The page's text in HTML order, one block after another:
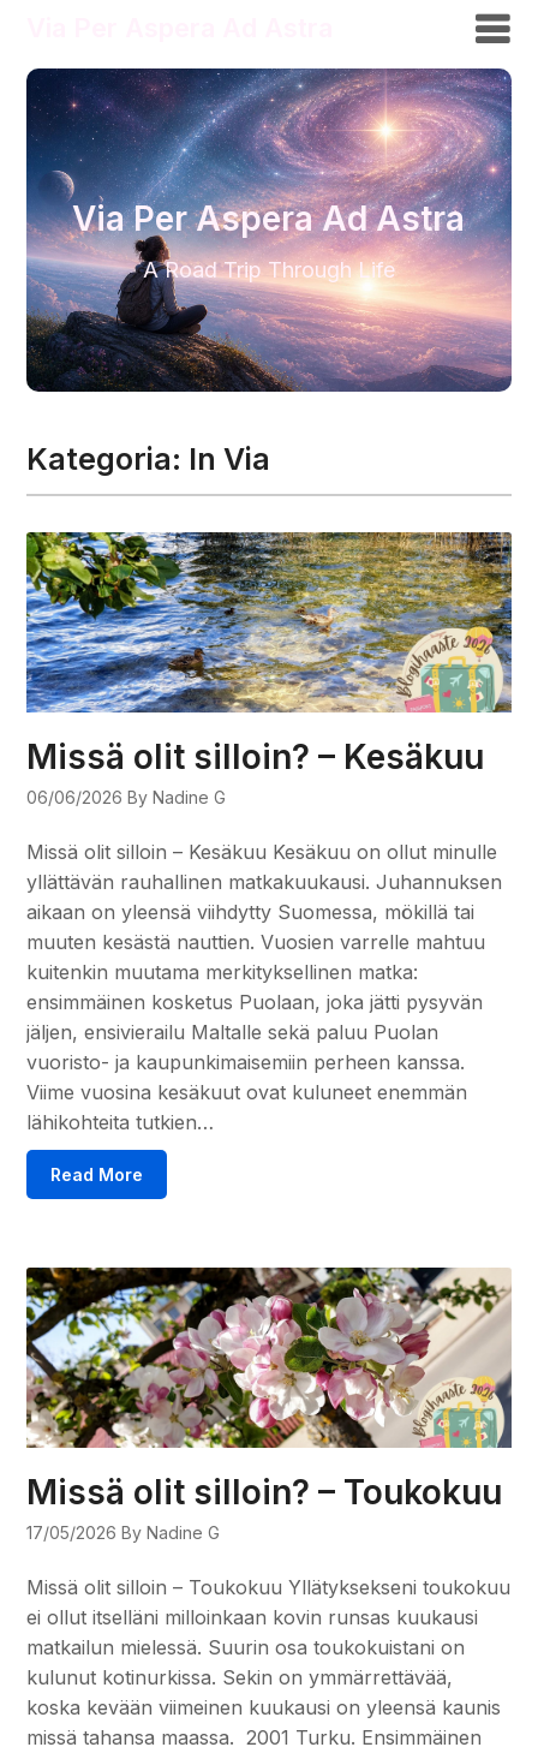
Via Per Aspera Ad Astra
A Road Trip Through Life
Kategoria: In Via
Missä olit silloin? – Kesäkuu
06/06/2026 By Nadine G
Missä olit silloin – Kesäkuu Kesäkuu on ollut minulle
yllättävän rauhallinen matkakuukausi. Juhannuksen
aikaan on yleensä viihdytty Suomessa, mökillä tai
muuten kesästä nauttien. Vuosien varrelle mahtuu
kuitenkin muutama merkityksellinen matka:
ensimmäinen kosketus Puolaan, joka jätti pysyvän
jäljen, ensivierailu Maltalle sekä paluu Puolan
vuoristo- ja kaupunkimaisemiin perheen kanssa.
Viime vuosina kesäkuut ovat kuluneet enemmän
lähikohteita tutkien…
Read More
Missä olit silloin? – Toukokuu
17/05/2026 By Nadine G
Missä olit silloin – Toukokuu Yllätyksekseni toukokuu
ei ollut itselläni milloinkaan kovin runsas kuukausi
matkailun mielessä. Suurin osa toukokuistani on
kulunut kotinurkissa. Sekin on ymmärrettävää,
koska kevään viimeinen kuukausi on yleensä kaunis
missä tahansa maassa. 2001 Turku. Ensimmäinen